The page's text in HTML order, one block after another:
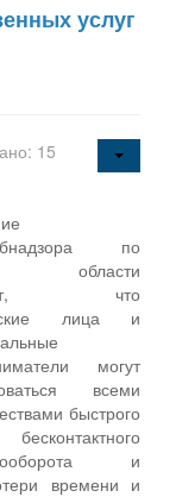
услуг
15
по
области
что
лица и
могут
всеми
быстрого
и
времени и